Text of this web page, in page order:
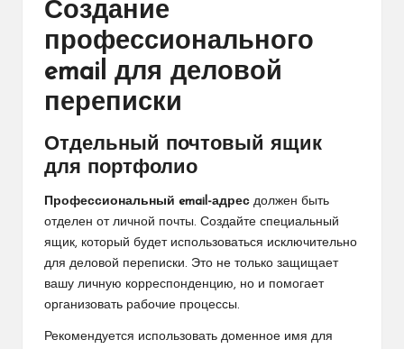
Создание
профессионального
email для деловой
переписки
Отдельный почтовый ящик
для портфолио
Профессиональный email-адрес должен быть
отделен от личной почты. Создайте специальный
ящик, который будет использоваться исключительно
для деловой переписки. Это не только защищает
вашу личную корреспонденцию, но и помогает
организовать рабочие процессы.
Рекомендуется использовать доменное имя для